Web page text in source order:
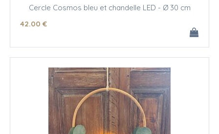
Cercle Cosmos bleu et chandelle LED - Ø 30 cm
42.00 €